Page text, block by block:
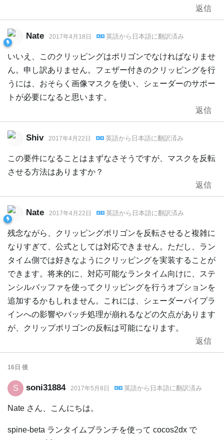
返信
Nate 2017年4月18日 英語から 日本語に翻訳済み
いいえ、このクリッピングはポリゴンでなければなりませ
ん。申し訳ありません。フェザー付きのクリッピングを行
うには、おそらく画像マスクを使い、シェーダーのサポー
トが必要になると思います。
返信
Shiv 2017年4月22日 英語から 日本語に翻訳済み
この要件になることはまずなさそうですが、マスクを反転
させる方法はありますか？
返信
Nate 2017年4月22日 英語から 日本語に翻訳済み
残念ながら、クリッピングポリゴンを反転させると複雑に
なりすぎて、公式としては対応できません。ただし、ラン
タイム側では好きなようにクリッピングを実装することが
できます。将来的に、対応可能なランタイム向けに、ステ
ンシルバッファを使ってクリッピングを行うオプションを
追加するかもしれません。これには、シェーダーパイプラ
インへの影響やバッチ処理が崩れるなどの欠点があります
が、クリップポリゴンの反転は可能になります。
返信
16日 後
S soni31884 2017年5月8日 英語から 日本語に翻訳済み
Nate さん、こんにちは。
spine-beta ランタイムブランチを使って cocos2dx で